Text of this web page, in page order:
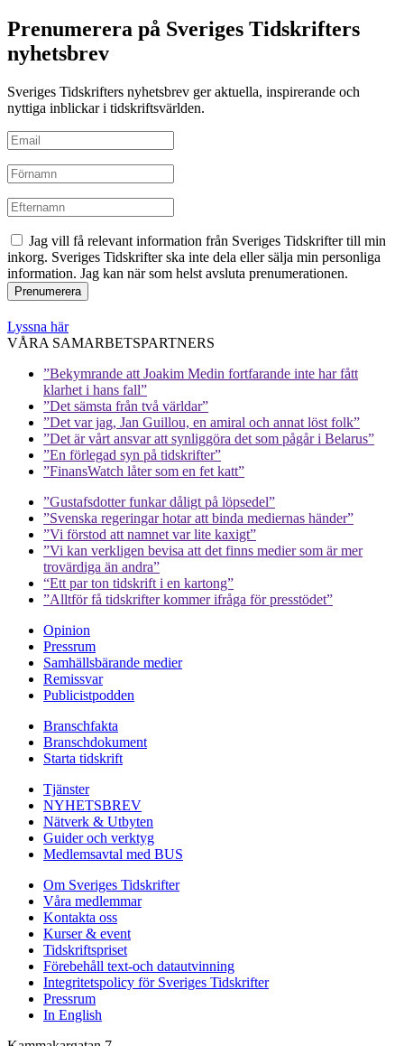
Prenumerera på Sveriges Tidskrifters
nyhetsbrev
Sveriges Tidskrifters nyhetsbrev ger aktuella, inspirerande och
nyttiga inblickar i tidskriftsvärlden.
Jag vill få relevant information från Sveriges Tidskrifter till min
inkorg. Sveriges Tidskrifter ska inte dela eller sälja min personliga
information. Jag kan när som helst avsluta prenumerationen.
Lyssna här
VÅRA SAMARBETSPARTNERS
”Bekymrande att Joakim Medin fortfarande inte har fått
klarhet i hans fall”
”Det sämsta från två världar”
”Det var jag, Jan Guillou, en amiral och annat löst folk”
”Det är vårt ansvar att synliggöra det som pågår i Belarus”
”En förlegad syn på tidskrifter”
”FinansWatch låter som en fet katt”
”Gustafsdotter funkar dåligt på löpsedel”
”Svenska regeringar hotar att binda mediernas händer”
”Vi förstod att namnet var lite kaxigt”
”Vi kan verkligen bevisa att det finns medier som är mer
trovärdiga än andra”
“Ett par ton tidskrift i en kartong”
”Alltför få tidskrifter kommer ifråga för presstödet”
Opinion
Pressrum
Samhällsbärande medier
Remissvar
Publicistpodden
Branschfakta
Branschdokument
Starta tidskrift
Tjänster
NYHETSBREV
Nätverk & Utbyten
Guider och verktyg
Medlemsavtal med BUS
Om Sveriges Tidskrifter
Våra medlemmar
Kontakta oss
Kurser & event
Tidskriftspriset
Förebehåll text-och datautvinning
Integritetspolicy för Sveriges Tidskrifter
Pressrum
In English